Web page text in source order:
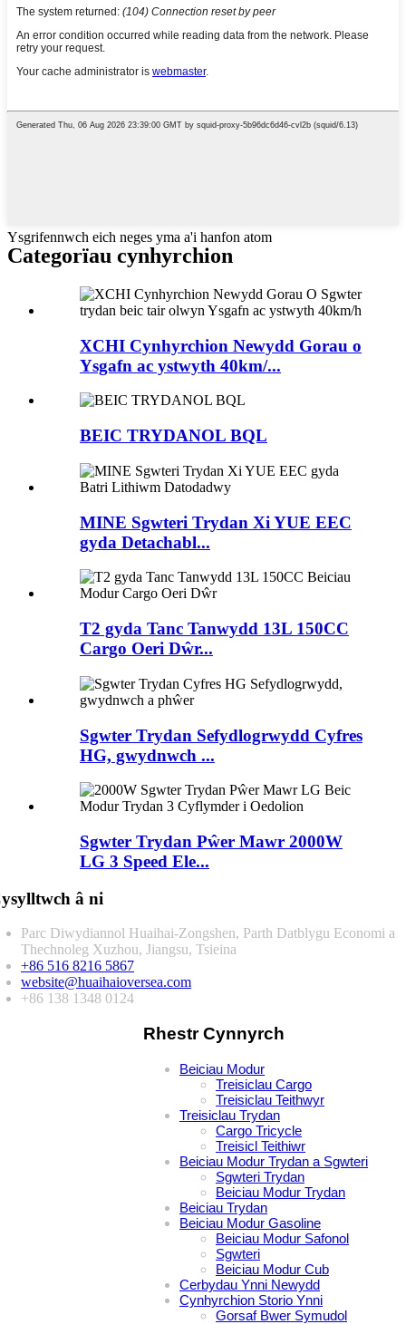
Ysgrifennwch eich neges yma a'i hanfon atom
Categorïau cynhyrchion
XCHI Cynhyrchion Newydd Gorau o
Ysgafn ac ystwyth 40km/...
BEIC TRYDANOL BQL
MINE Sgwteri Trydan Xi YUE EEC
gyda Detachabl...
T2 gyda Tanc Tanwydd 13L 150CC
Cargo Oeri Dŵr...
Sgwter Trydan Sefydlogrwydd Cyfres
HG, gwydnwch ...
Sgwter Trydan Pŵer Mawr 2000W
LG 3 Speed ​​Ele...
â ni
Parc Diwydiannol Huaihai-Zongshen, Parth Datblygu Economi a
Thechnoleg Xuzhou, Jiangsu, Tsieina
+86 516 8216 5867
website@huaihaioversea.com
+86 138 1348 0124
Rhestr Cynnyrch
Beiciau Modur
Treisiclau Cargo
Treisiclau Teithwyr
Treisiclau Trydan
Cargo Tricycle
Treisicl Teithiwr
Beiciau Modur Trydan a Sgwteri
Sgwteri Trydan
Beiciau Modur Trydan
Beiciau Trydan
Beiciau Modur Gasoline
Beiciau Modur Safonol
Sgwteri
Beiciau Modur Cub
Cerbydau Ynni Newydd
Cynhyrchion Storio Ynni
Gorsaf Bwer Symudol